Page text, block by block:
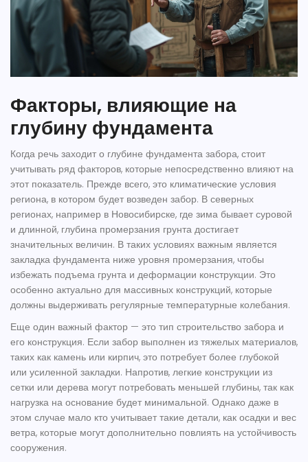
Факторы, влияющие на
глубину фундамента
Когда речь заходит о глубине фундамента забора, стоит
учитывать ряд факторов, которые непосредственно влияют на
этот показатель. Прежде всего, это климатические условия
региона, в котором будет возведен забор. В северных
регионах, например в Новосибирске, где зима бывает суровой
и длинной, глубина промерзания грунта достигает
значительных величин. В таких условиях важным является
закладка фундамента ниже уровня промерзания, чтобы
избежать подъема грунта и деформации конструкции. Это
особенно актуально для массивных конструкций, которые
должны выдерживать регулярные температурные колебания.
Еще один важный фактор — это тип строительство забора и
его конструкция. Если забор выполнен из тяжелых материалов,
таких как камень или кирпич, это потребует более глубокой
или усиленной закладки. Напротив, легкие конструкции из
сетки или дерева могут потребовать меньшей глубины, так как
нагрузка на основание будет минимальной. Однако даже в
этом случае мало кто учитывает такие детали, как осадки и вес
ветра, которые могут дополнительно повлиять на устойчивость
сооружения.